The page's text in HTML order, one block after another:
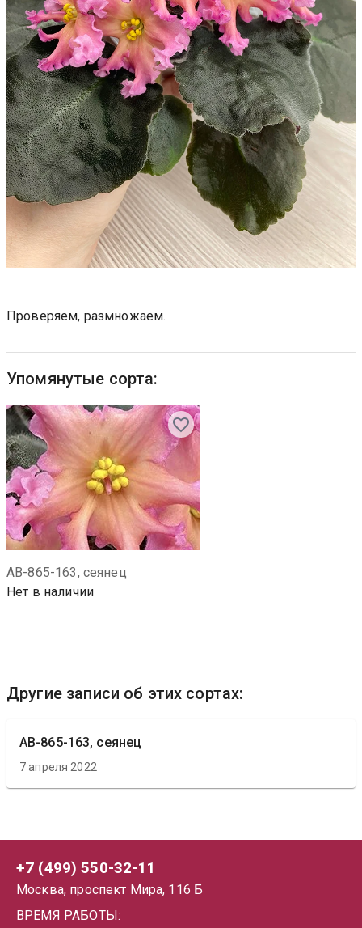
Проверяем, размножаем.
Упомянутые сорта:
АВ-865-163, сеянец
Нет в наличии
Другие записи об этих сортах:
АВ-865-163, сеянец
7 апреля 2022
+7 (499) 550-32-11
Москва, проспект Мира, 116 Б
ВРЕМЯ РАБОТЫ: